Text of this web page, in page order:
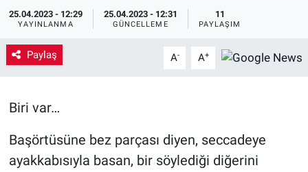
25.04.2023 - 12:29
YAYINLANMA
25.04.2023 - 12:31
GÜNCELLEME
11
PAYLAŞIM
Paylaş A- A+
Biri var…
Başörtüsüne bez parçası diyen, seccadeye
ayakkabısıyla basan, bir söylediği diğerini
Kapadokya
Turizm
Yaşam
VEFATLAR
Son Dakika Haberleri
Haber Arşivi